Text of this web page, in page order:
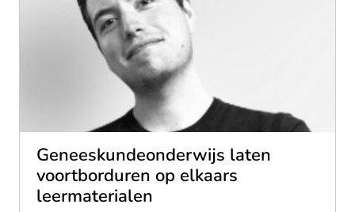
Geneeskundeonderwijs laten
voortborduren op elkaars
leermaterialen